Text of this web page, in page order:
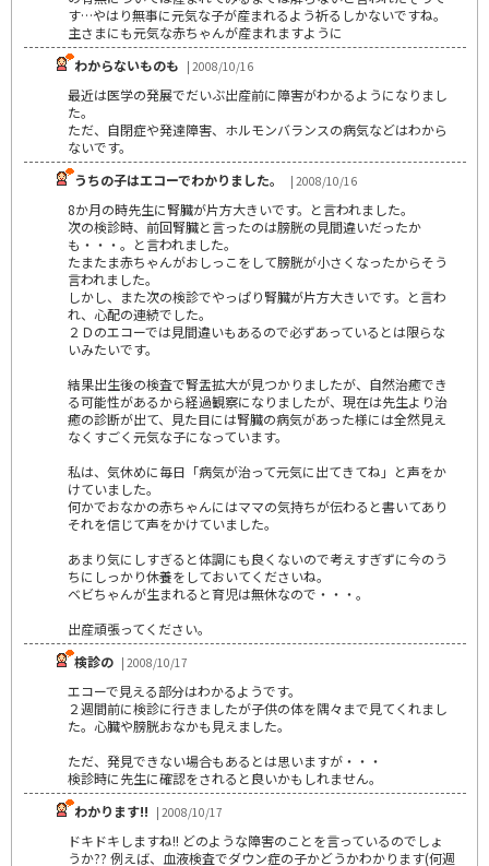
す…やはり無事に元気な子が産まれるよう祈るしかないですね。
主さまにも元気な赤ちゃんが産まれますように
わからないものも | 2008/10/16
最近は医学の発展でだいぶ出産前に障害がわかるようになりまし
た。
ただ、自閉症や発達障害、ホルモンバランスの病気などはわから
ないです。
うちの子はエコーでわかりました。
| 2008/10/16
8か月の時先生に腎臓が片方大きいです。と言われました。
次の検診時、前回腎臓と言ったのは膀胱の見間違いだったか
も・・・。と言われました。
たまたま赤ちゃんがおしっこをして膀胱が小さくなったからそう
言われました。
しかし、また次の検診でやっぱり腎臓が片方大きいです。と言わ
れ、心配の連続でした。
２Ｄのエコーでは見間違いもあるので必ずあっているとは限らな
いみたいです。
結果出生後の検査で腎盂拡大が見つかりましたが、自然治癒でき
る可能性があるから経過観察になりましたが、現在は先生より治
癒の診断が出て、見た目には腎臓の病気があった様には全然見え
なくすごく元気な子になっています。
私は、気休めに毎日「病気が治って元気に出てきてね」と声をか
けていました。
何かでおなかの赤ちゃんにはママの気持ちが伝わると書いてあり
それを信じて声をかけていました。
あまり気にしすぎると体調にも良くないので考えすぎずに今のう
ちにしっかり休養をしておいてくださいね。
ベビちゃんが生まれると育児は無休なので・・・。
出産頑張ってください。
検診の | 2008/10/17
エコーで見える部分はわかるようです。
２週間前に検診に行きましたが子供の体を隅々まで見てくれまし
た。心臓や膀胱おなかも見えました。
ただ、発見できない場合もあるとは思いますが・・・
検診時に先生に確認をされると良いかもしれません。
わかります!! | 2008/10/17
ドキドキしますね!! どのような障害のことを言っているのでしょ
うか?? 例えば、血液検査でダウン症の子かどうかわかります(何週